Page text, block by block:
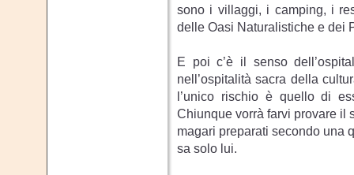
sono i villaggi, i camping, i
delle Oasi Naturalistiche e dei
E poi c’è il senso
nell’ospitalità sacra della
l’unico rischio è quello di
Chiunque vorrà farvi provare il
magari preparati secondo una
sa solo lui.